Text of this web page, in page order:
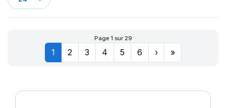
Page 1 sur 29
1 2 3 4 5 6 › »